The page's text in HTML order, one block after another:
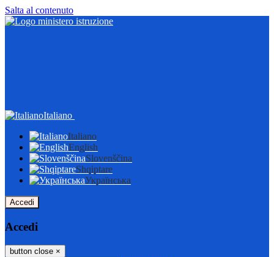
Salta al contenuto
Italiano
Italiano
English
Slovenščina
Shqiptare
Українська
Accedi
Accedi
button close ×